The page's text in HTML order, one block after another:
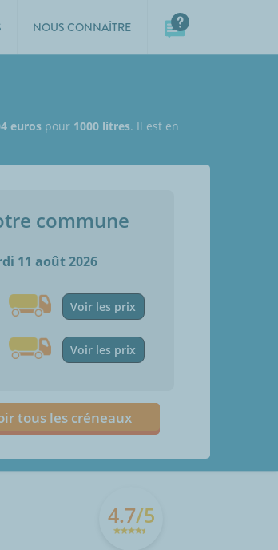
NOUS CONNAÎTRE
euros pour 1000 litres. Il est en
commune
11 août 2026
Voir les prix
Voir les prix
tous les créneaux
4.7/5